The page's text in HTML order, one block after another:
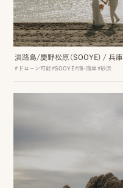
ン
ラ
ン
見
淡路島/慶野松原（SOOYE) /兵庫
#ドローン可能#SOOYE#海・海岸 #砂浜